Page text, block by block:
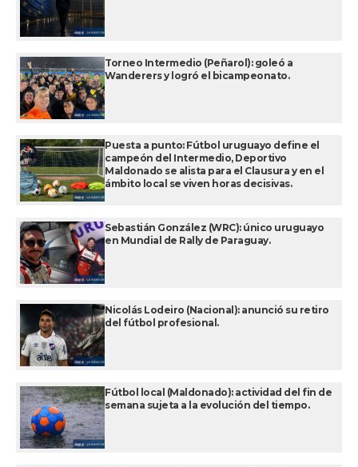
Torneo Intermedio (Peñarol): goleó a
Wanderers y logró el bicampeonato.
Puesta a punto: Fútbol uruguayo define el
campeón del Intermedio, Deportivo
Maldonado se alista para el Clausura y en el
ámbito local se viven horas decisivas.
Sebastián González (WRC): único uruguayo
en Mundial de Rally de Paraguay.
Nicolás Lodeiro (Nacional): anunció su retiro
del fútbol profesional.
Fútbol local (Maldonado): actividad del fin de
semana sujeta a la evolución del tiempo.